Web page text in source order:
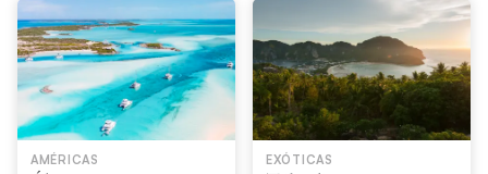
AMÉRICAS EXÓTICAS